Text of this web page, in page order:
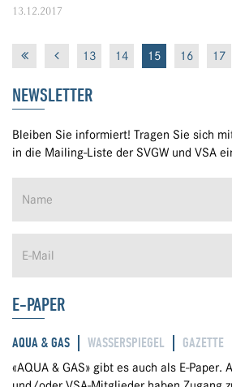
13.12.2017
13 14 15 16 17
NEWSLETTER
Bleiben Sie informiert! Tragen Sie sich
in die Mailing-Liste der SVGW und VSA
E-PAPER
AQUA & GAS WASSERSPIEGEL GAZETTE
«AQUA & GAS» gibt es auch als E-Paper.